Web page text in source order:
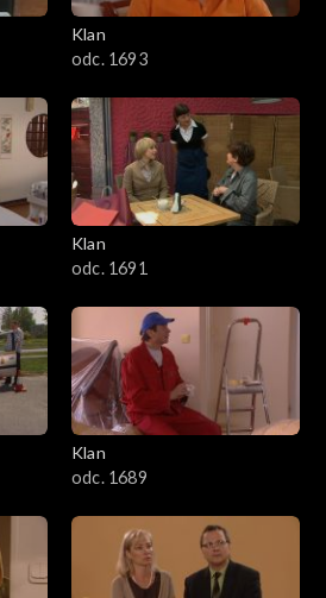
Klan
odc. 1693
Klan
odc. 1691
Klan
odc. 1689